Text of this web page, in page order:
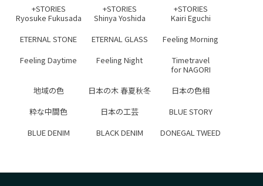
+STORIES
Ryosuke Fukusada
+STORIES
Shinya Yoshida
+STORIES
Kairi Eguchi
ETERNAL STONE
ETERNAL GLASS
Feeling Morning
Feeling Daytime
Feeling Night
Timetravel
for NAGORI
地域の色
日本の木 春夏秋冬
日本の色相
粋な中間色
日本の工芸
BLUE STORY
BLUE DENIM
BLACK DENIM DONEGAL TWEED